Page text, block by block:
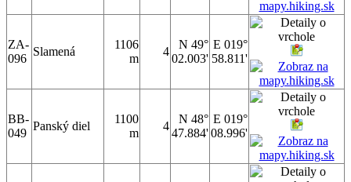
ZA-
096
Slamená
1106
m
4
N 49°
02.003'
E 019°
58.811'
BB-
049
Panský diel
1100
m
4
N 48°
47.884'
E 019°
08.996'